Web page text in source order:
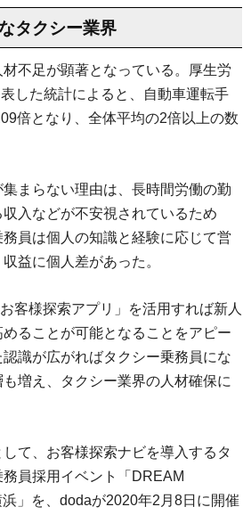
タクシー業界
不足が顕著となっている。厚生労
した統計によると、自動車運転手
倍となり、全体平均の2倍以上の数
まらない理由は、長時間労働の勤
入などが不安視されているため
員は個人の知識と経験に応じて営
益に個人差があった。
客様探索アプリ」を活用すれば新人
ることが可能となることをアピー
識が広がればタクシー乗務員にな
増え、タクシー業界の人材確保に
て、お客様探索ナビを導入するタ
員採用イベント「DREAM
」を、dodaが2020年2月8日に開催